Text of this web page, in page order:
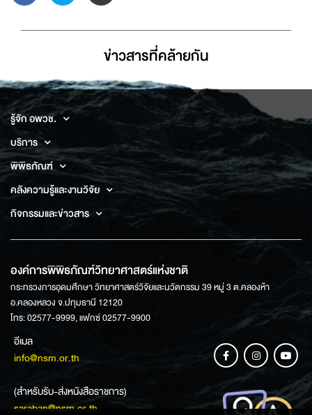
ข่าวสารที่่คล้ายกัน
รู้จัก อพวช.
บริการ
พิพิธภัณฑ์
คลังความรู้และงานวิจัย
กิจกรรมและข่าวสาร
องค์การพิพิธภัณฑ์วิทยาศาสตร์แห่งชาติ
กระทรวงการอุดมศึกษา วิทยาศาสตร์วิจัยและนวัตกรรม 39 หมู่ 3 ต.คลองห้า
อ.คลองหลวง จ.ปทุมธานี 12120
โทร: 02577-9999, แฟกซ์ 02577-9900
อีเมล
info@nsm.or.th
(สำหรับรับ-ส่งหนังสือราชการ)
saraban@nsm.or.th